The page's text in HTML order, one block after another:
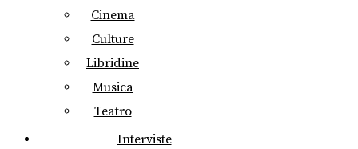
Cinema
Culture
Libridine
Musica
Teatro
Interviste